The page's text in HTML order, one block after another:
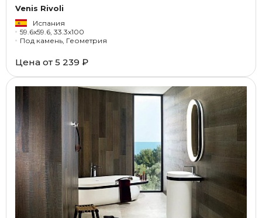
Venis Rivoli
Испания
59.6x59.6, 33.3x100
Под камень, Геометрия
Цена от 5 239 ₽